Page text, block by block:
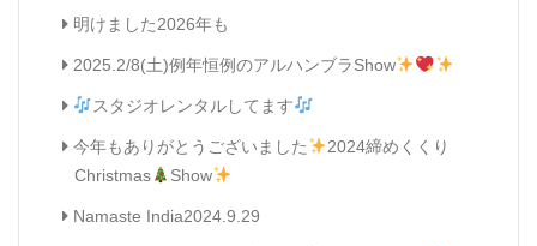
ョ
ン
明けました2026年も
2025.2/8(土)例年恒例のアルハンブラShow
スタジオレンタルしてます
今年もありがとうございました
2024締めくくり
Christmas
Show
Namaste India2024.9.29